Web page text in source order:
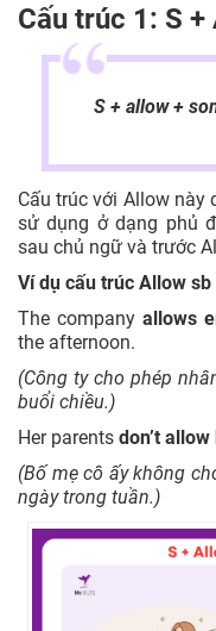
Cấu trúc 1: S
S + allow +
Cấu trúc với Allow này
sử dụng ở dạng phủ
sau chủ ngữ và trước
Ví dụ cấu trúc Allow
The company allows
the afternoon.
(Công ty cho phép
buổi chiều.)
Her parents don’t
(Bố mẹ cô ấy không
ngày trong tuần.)